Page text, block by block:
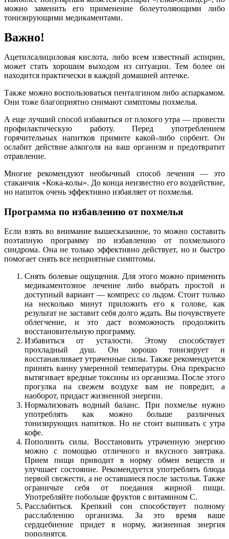
можно заменить его применение болеутоляющими либо
тонизирующими медикаментами.
Важно!
Ацетилсалициловая кислота, либо всем известный аспирин,
может стать хорошим выходом из ситуации. Тем более он
находится практически в каждой домашней аптечке.
Также можно воспользоваться пенталгином либо аспаркамом.
Они тоже благоприятно снимают симптомы похмелья.
А еще лучший способ избавиться от плохого утра — провести
профилактическую работу. Перед употреблением
горячительных напитков примите какой-либо сорбент. Он
ослабит действие алкоголя на ваш организм и предотвратит
отравление.
Многие рекомендуют необычный способ лечения — это
стаканчик «Кока-колы». До конца неизвестно его воздействие,
но напиток очень эффективно избавляет от похмелья.
Программа по избавлению от похмелья
Если взять во внимание вышесказанное, то можно составить
поэтапную программу по избавлению от похмельного
синдрома. Она не только эффективно действует, но и быстро
помогает снять все неприятные симптомы.
Снять болевые ощущения. Для этого можно применить
медикаментозное лечение либо выбрать простой и
доступный вариант — компресс со льдом. Стоит только
на несколько минут приложить его к голове, как
результат не заставит себя долго ждать. Вы почувствуете
облегчение, и это даст возможность продолжить
восстановительную программу.
Избавиться от усталости. Этому способствует
прохладный душ. Он хорошо тонизирует и
восстанавливает утраченные силы. Также рекомендуется
принять ванну умеренной температуры. Она прекрасно
вытягивает вредные токсины из организма. После этого
прогулка на свежем воздухе вам не повредит, а
наоборот, придаст жизненной энергии.
Нормализовать водный баланс. При похмелье нужно
употреблять как можно больше различных
тонизирующих напитков. Но не стоит выпивать с утра
кофе.
Пополнить силы. Восстановить утраченную энергию
можно с помощью отличного и вкусного завтрака.
Прием пищи приводит в норму обмен веществ и
улучшает состояние. Рекомендуется употреблять блюда
первой свежести, а не оставшиеся после застолья. Также
ограничьте себя от поедания жирной пищи.
Употребляйте побольше фруктов с витамином С.
Расслабиться. Крепкий сон способствует полному
расслаблению организма. За это время ваше
сердцебиение придет в норму, жизненная энергия
пополнятся.